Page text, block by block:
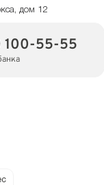
дом 12
100-55-55